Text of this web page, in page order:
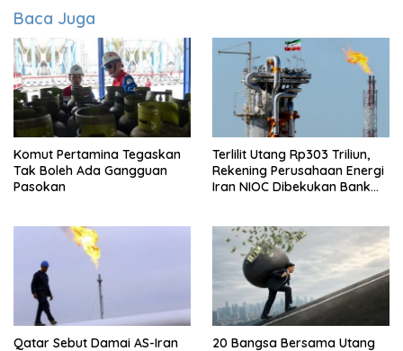
Baca Juga
Komut Pertamina Tegaskan
Tak Boleh Ada Gangguan
Pasokan
Terlilit Utang Rp303 Triliun,
Rekening Perusahaan Energi
Iran NIOC Dibekukan Bank
Qatar Sebut Damai AS-Iran
20 Bangsa Bersama Utang